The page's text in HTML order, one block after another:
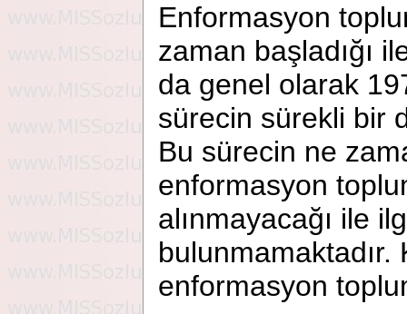
Enformasyon
zaman başladığı
da genel olarak
sürecin sürekli bir
Bu sürecin ne
enformasyon
alınmayacağı ile
enformasyon